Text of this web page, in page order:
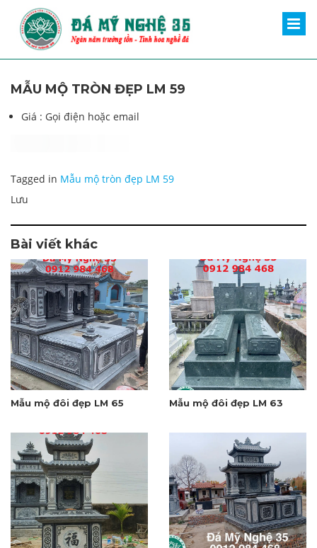
MẪU MỘ TRÒN ĐẸP LM 59
Giá : Gọi điện hoặc email
Tagged in Mẫu mộ tròn đẹp LM 59
Lưu
Bài viết khác
Mẫu mộ đôi đẹp LM 65 Mẫu mộ đôi đẹp LM 63